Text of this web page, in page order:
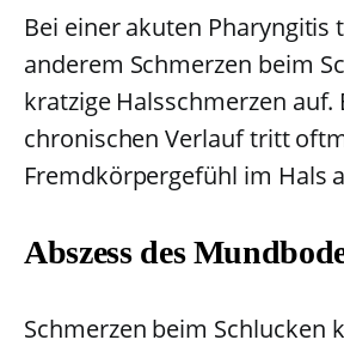
Bei einer akuten Pharyngitis
anderem Schmerzen beim
kratzige Halsschmerzen auf.
chronischen Verlauf tritt
Fremdkörpergefühl im Hals
Abszess des
Schmerzen beim Schlucken